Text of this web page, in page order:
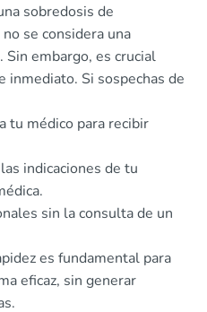
sobredosis de
se considera una
Sin embargo, es crucial
inmediato. Si sospechas de
tu médico para recibir
indicaciones de tu
sin la consulta de un
es fundamental para
eficaz, sin generar